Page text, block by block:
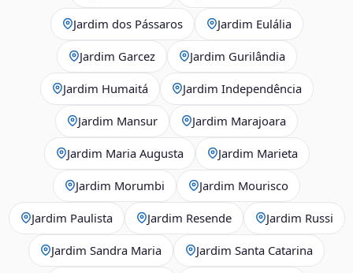
Jardim dos Pássaros Jardim Eulália
Jardim Garcez Jardim Gurilândia
Jardim Humaitá Jardim Independência
Jardim Mansur Jardim Marajoara
Jardim Maria Augusta Jardim Marieta
Jardim Morumbi Jardim Mourisco
Jardim Paulista Jardim Resende Jardim Russi
Jardim Sandra Maria Jardim Santa Catarina